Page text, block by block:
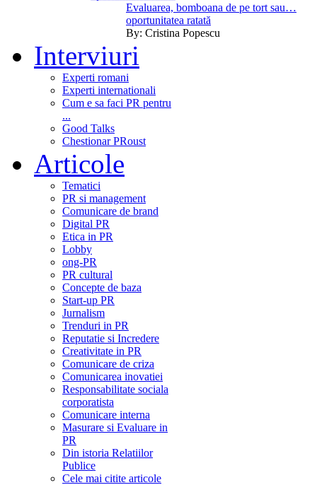
Evaluarea, bomboana de pe tort sau…
oportunitatea ratată
By: Cristina Popescu
Interviuri
Experti romani
Experti internationali
Cum e sa faci PR pentru
...
Good Talks
Chestionar PRoust
Articole
Tematici
PR si management
Comunicare de brand
Digital PR
Etica in PR
Lobby
ong-PR
PR cultural
Concepte de baza
Start-up PR
Jurnalism
Trenduri in PR
Reputatie si Incredere
Creativitate in PR
Comunicare de criza
Comunicarea inovatiei
Responsabilitate sociala
corporatista
Comunicare interna
Masurare si Evaluare in
PR
Din istoria Relatiilor
Publice
Cele mai citite articole